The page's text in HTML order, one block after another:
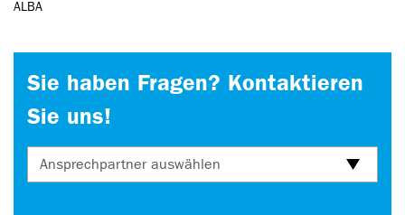
ALBA
Sie haben Fragen? Kontaktieren
Sie uns!
Ansprechpartner auswählen